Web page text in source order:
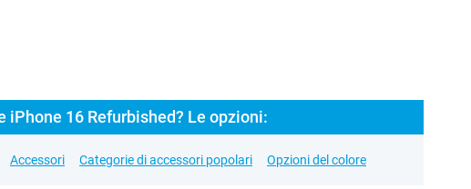
iPhone 16 Refurbished? Le opzioni:
Accessori Categorie di accessori popolari Opzioni del colore